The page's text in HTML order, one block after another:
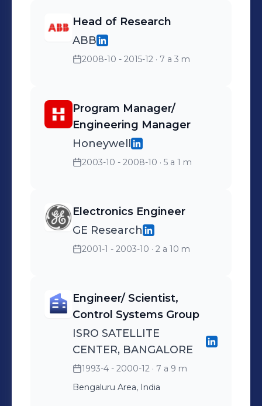
Head of Research
ABB
2008-10 - 2015-12 · 7 a 3 m
Program Manager/
Engineering Manager
Honeywell
2003-10 - 2008-10 · 5 a 1 m
Electronics Engineer
GE Research
2001-1 - 2003-10 · 2 a 10 m
Engineer/ Scientist,
Control Systems Group
ISRO SATELLITE
CENTER, BANGALORE
1993-4 - 2000-12 · 7 a 9 m
Bengaluru Area, India